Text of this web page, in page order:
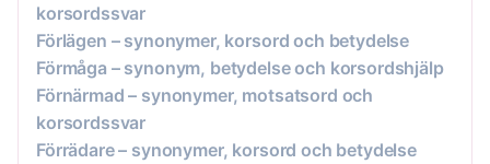
korsordssvar
Förlägen – synonymer, korsord och betydelse
Förmåga – synonym, betydelse och korsordshjälp
Förnärmad – synonymer, motsatsord och
korsordssvar
Förrädare – synonymer, korsord och betydelse